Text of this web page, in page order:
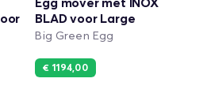
Egg mover met INOX
BLAD voor Large
Big Green Egg
€ 1194,00